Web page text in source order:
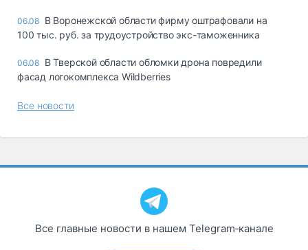
06.08 В Воронежской области фирму оштрафовали на
100 тыс. руб. за трудоустройство экс-таможенника
06.08 В Тверской области обломки дрона повредили
фасад логокомплекса Wildberries
Все новости
Все главные новости в нашем Telegram‑канале